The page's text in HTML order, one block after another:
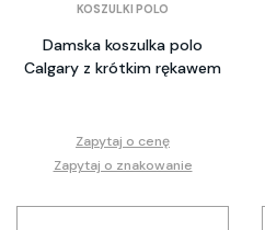
KOSZULKI POLO
Damska koszulka polo
Calgary z krótkim rękawem
Zapytaj o cenę
Zapytaj o znakowanie